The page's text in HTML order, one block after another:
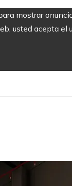
mostrar
usted acepta